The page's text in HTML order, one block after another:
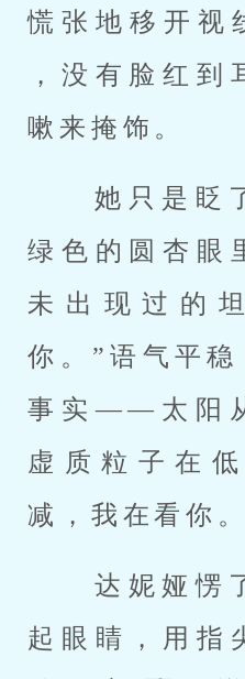
慌张地移开
，没有脸红到
嗽来掩饰。
绿色的圆杏眼
未出现过的
你。”语气平
事实——太阳
虚质粒子在
减，我在看你
起眼睛，用指